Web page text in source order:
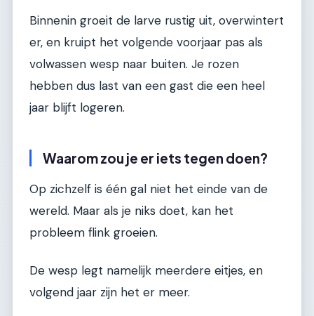
Binnenin groeit de larve rustig uit, overwintert
er, en kruipt het volgende voorjaar pas als
volwassen wesp naar buiten. Je rozen
hebben dus last van een gast die een heel
jaar blijft logeren.
Waarom zou je er iets tegen doen?
Op zichzelf is één gal niet het einde van de
wereld. Maar als je niks doet, kan het
probleem flink groeien.
De wesp legt namelijk meerdere eitjes, en
volgend jaar zijn het er meer.